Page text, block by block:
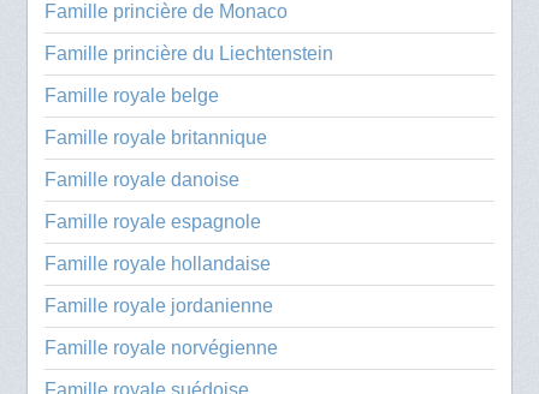
Famille princière de Monaco
Famille princière du Liechtenstein
Famille royale belge
Famille royale britannique
Famille royale danoise
Famille royale espagnole
Famille royale hollandaise
Famille royale jordanienne
Famille royale norvégienne